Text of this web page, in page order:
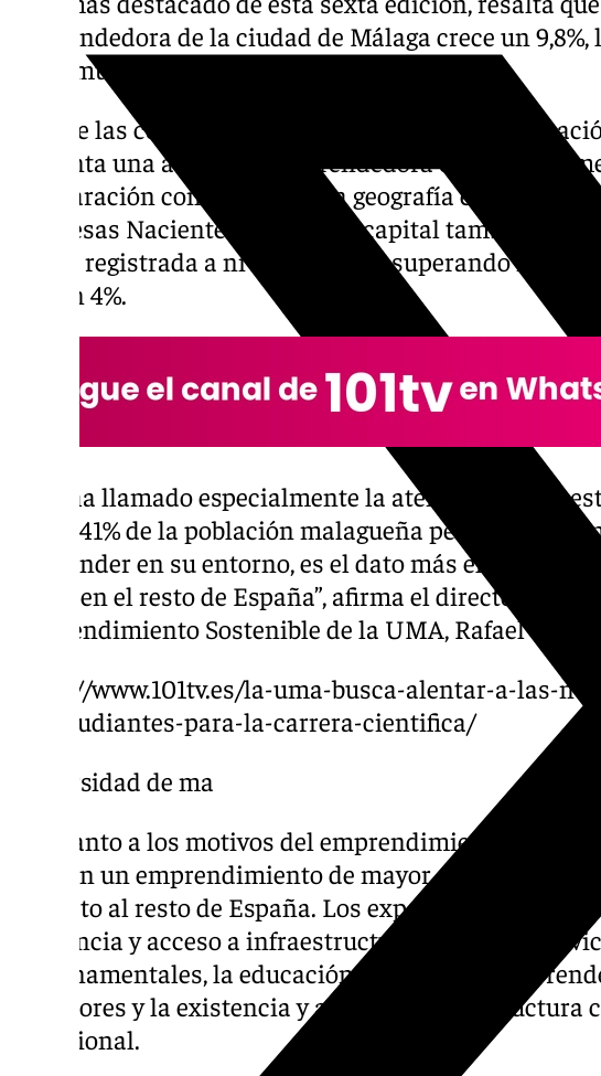
emprendedora de la ciudad de Málaga crece un
las comunidades autónomas.
Una de las conclusiones del estudio es la
presenta una actividad emprendedora
comparación con el resto de la geografía española.
Empresas Nacientes de Málaga capital también ha
mayor registrada a nivel nacional, superando
con un 4%.
“Nos ha llamado especialmente la atención, que el
que el 41% de la población malagueña percibe
emprender en su entorno, es el dato más elevado
al 31% en el resto de España”, afirma el director de la
Emprendimiento Sostenible de la UMA, Rafael
https://www.101tv.es/la-uma-busca-alentar-a-las-
de-estudiantes-para-la-carrera-cientifica/
universidad de ma
En cuanto a los motivos del emprendimiento, los
indican un emprendimiento de mayor calidad en
respecto al resto de España. Los expertos destacan
existencia y acceso a infraestructura física y de
gubernamentales, la educación y formación
superiores y la existencia y acceso a infraestructura
profesional.